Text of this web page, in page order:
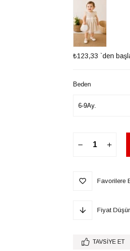
₺123,33 `den
Beden
Favorilere
Fiyat
TAVSIYE ET